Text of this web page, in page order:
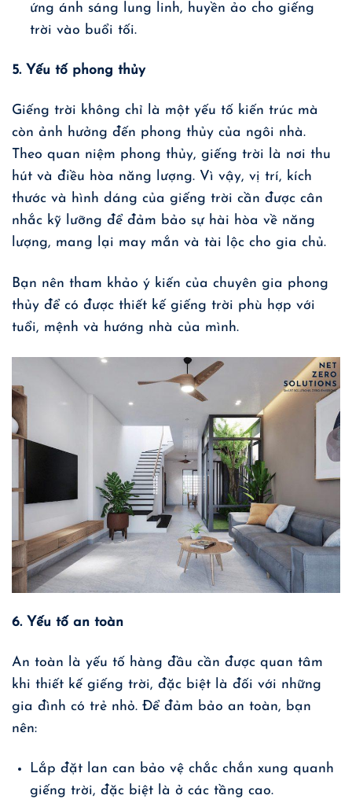
ứng ánh sáng lung linh, huyền ảo cho giếng
trời vào buổi tối.
5. Yếu tố phong thủy
Giếng trời không chỉ là một yếu tố kiến trúc mà
còn ảnh hưởng đến phong thủy của ngôi nhà.
Theo quan niệm phong thủy, giếng trời là nơi thu
hút và điều hòa năng lượng. Vì vậy, vị trí, kích
thước và hình dáng của giếng trời cần được cân
nhắc kỹ lưỡng để đảm bảo sự hài hòa về năng
lượng, mang lại may mắn và tài lộc cho gia chủ.
Bạn nên tham khảo ý kiến của chuyên gia phong
thủy để có được thiết kế giếng trời phù hợp với
tuổi, mệnh và hướng nhà của mình.
6. Yếu tố an toàn
An toàn là yếu tố hàng đầu cần được quan tâm
khi thiết kế giếng trời, đặc biệt là đối với những
gia đình có trẻ nhỏ. Để đảm bảo an toàn, bạn
nên:
Lắp đặt lan can bảo vệ chắc chắn xung quanh
giếng trời, đặc biệt là ở các tầng cao.